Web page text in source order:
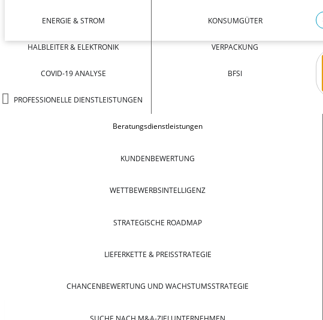
ENERGIE & STROM
HALBLEITER & ELEKTRONIK
COVID-19 ANALYSE
PROFESSIONELLE DIENSTLEISTUNGEN
KONSUMGÜTER
VERPACKUNG
BFSI
Beratungsdienstleistungen
KUNDENBEWERTUNG
WETTBEWERBSINTELLIGENZ
STRATEGISCHE ROADMAP
LIEFERKETTE & PREISSTRATEGIE
CHANCENBEWERTUNG UND WACHSTUMSSTRATEGIE